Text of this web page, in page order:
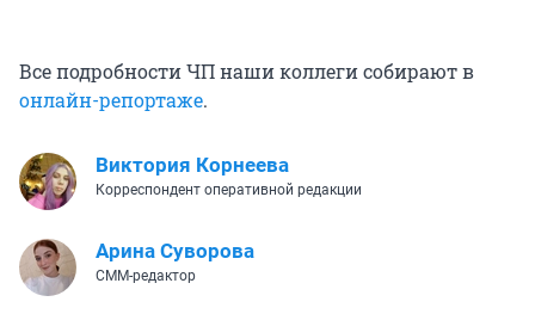
Все подробности ЧП наши коллеги собирают в
онлайн-репортаже.
Виктория Корнеева
Корреспондент оперативной редакции
Арина Суворова
СММ-редактор